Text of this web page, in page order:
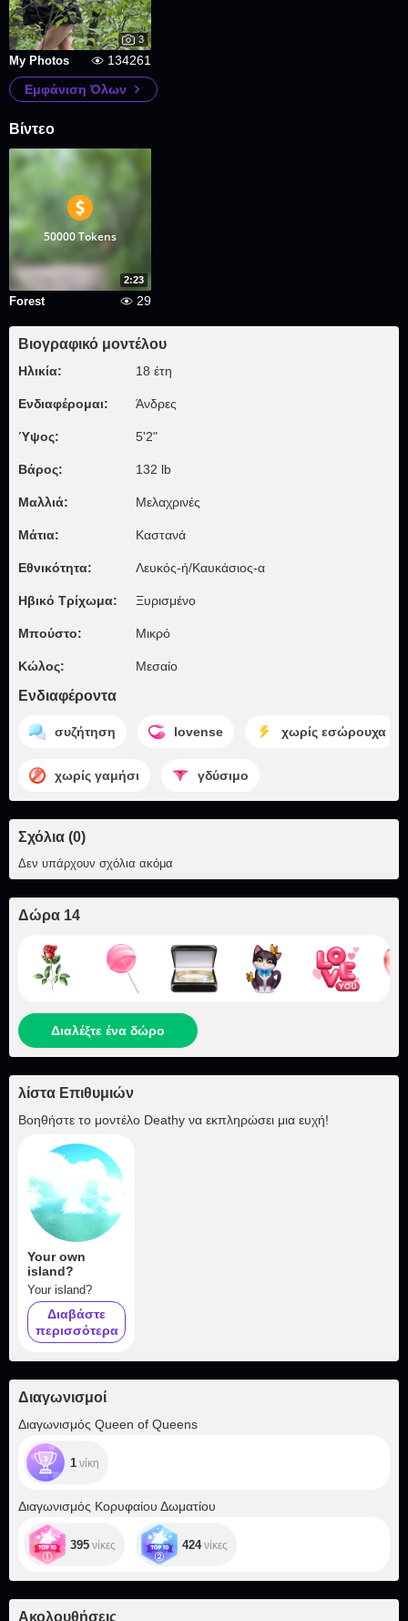
3
My Photos
134261
Εμφάνιση Όλων
Βίντεο
2:23
50000 Tokens
Forest 29
Βιογραφικό μοντέλου
Ηλικία: 18 έτη
Ενδιαφέρομαι: Άνδρες
Ύψος: 5'2"
Βάρος: 132 lb
Μαλλιά: Μελαχρινές
Μάτια: Καστανά
Εθνικότητα: Λευκός-ή/Καυκάσιος-α
Ηβικό Τρίχωμα: Ξυρισμένο
Μπούστο: Μικρό
Κώλος: Μεσαίο
Ενδιαφέροντα
συζήτηση lovense χωρίς εσώρουχα
χωρίς γαμήσι γδύσιμο
Σχόλια (0)
Δεν υπάρχουν σχόλια ακόμα
Δώρα 14
Διαλέξτε ένα δώρο
λίστα Επιθυμιών
Βοηθήστε το μοντέλο Deathy να εκπληρώσει μια ευχή!
Your own
island?
Your island?
Διαβάστε
περισσότερα
Διαγωνισμοί
Διαγωνισμός Queen of Queens
1 νίκη
Διαγωνισμός Κορυφαίου Δωματίου
395 νίκες 424νίκες
Ακολουθήσεις